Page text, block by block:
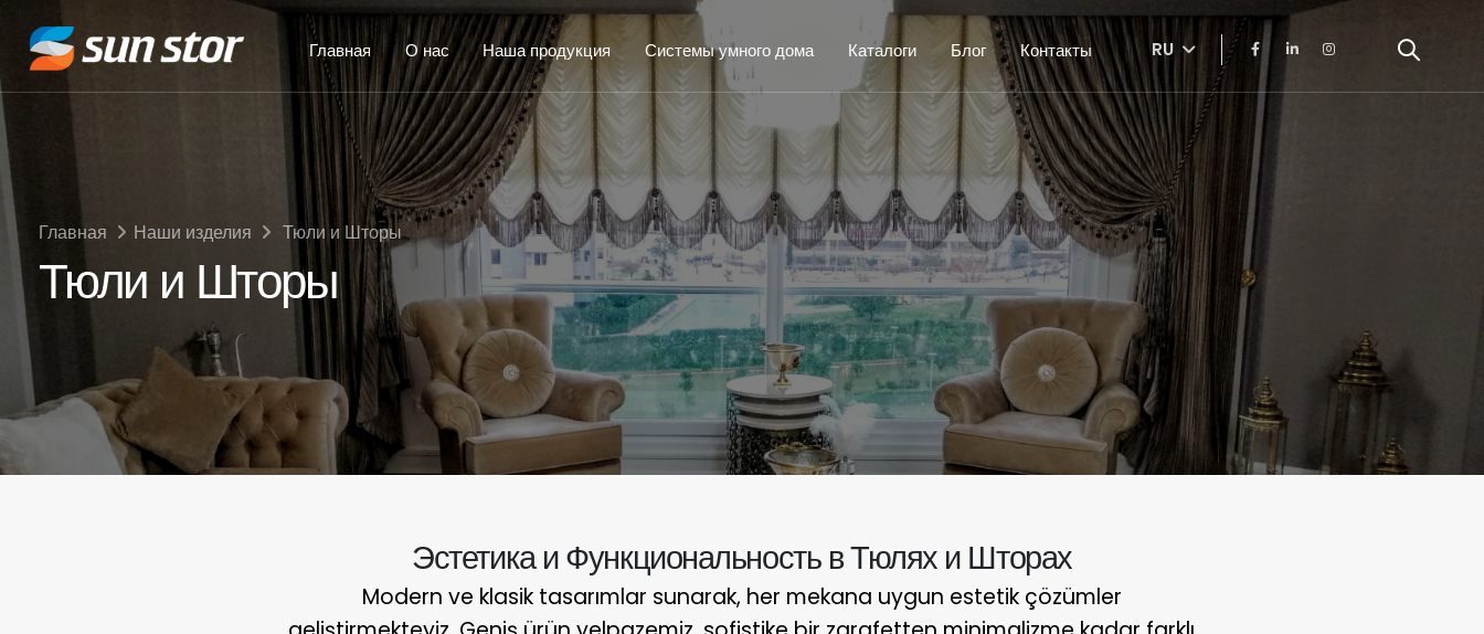
Главная О нас Наша продукция Системы умного дома Каталоги Блог Контакты RU
Тюли и Шторы
Главная Наши изделия Тюли и Шторы
Эстетика и Функциональность в Тюлях и Шторах
Modern ve klasik tasarımlar sunarak, her mekana uygun estetik çözümler